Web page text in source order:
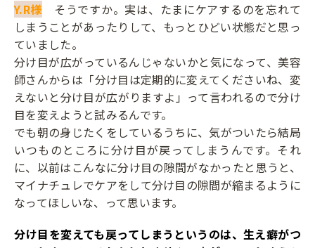
Y.R様 そうですか。実は、たまにケアするのを忘れて
しまうことがあったりして、もっとひどい状態だと思っ
ていました。
分け目が広がっているんじゃないかと気になって、美容
師さんからは「分け目は定期的に変えてくださいね、変
えないと分け目が広がりますよ」って言われるので分け
目を変えようと試みるんです。
でも朝の身じたくをしているうちに、気がついたら結局
いつものところに分け目が戻ってしまうんです。それ
に、以前はこんなに分け目の隙間がなかったと思うと、
マイナチュレでケアをして分け目の隙間が縮まるように
なってほしいな、って思います。
――分け目を変えても戻ってしまうというのは、生え癖がつ